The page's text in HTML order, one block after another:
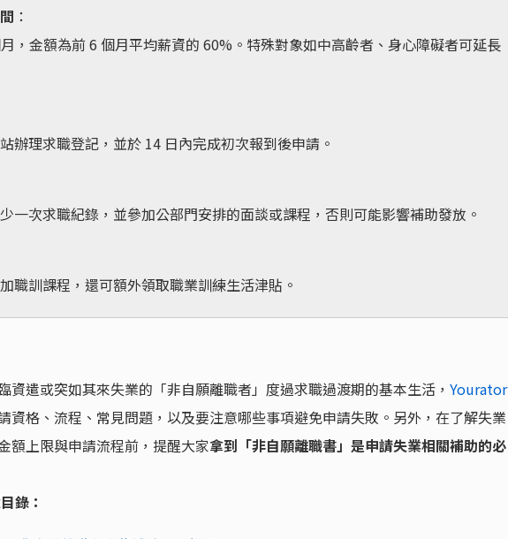
：
，金額為前 6 個月平均薪資的 60%。特殊對象如中高齡者、身心障礙者可延長
辦理求職登記，並於 14 日內完成初次報到後申請。
一次求職紀錄，並參加公部門安排的面談或課程，否則可能影響補助發放。
職訓課程，還可額外領取職業訓練生活津貼。
資遣或突如其來失業的「非自願離職者」度過求職過渡期的基本生活， Yourator
資格、流程、常見問題，以及要注意哪些事項避免申請失敗。另外，在了解失業
額上限與申請流程前，提醒大家拿到「非自願離職書」是申請失業相關補助的必
錄：